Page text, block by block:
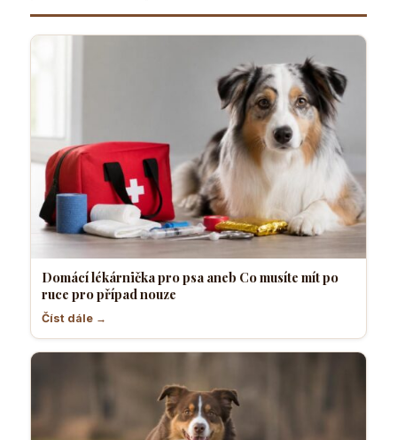
Domácí lékárnička pro psa aneb Co musíte mít po
ruce pro případ nouze
Číst dále →